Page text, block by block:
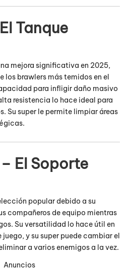
Tanque
mejora significativa en 2025,
los brawlers más temidos en el
para infligir daño masivo
resistencia lo hace ideal para
Su super le permite limpiar áreas
El Soporte
popular debido a su
compañeros de equipo mientras
Su versatilidad lo hace útil en
y su super puede cambiar el
a varios enemigos a la vez.
Anuncios